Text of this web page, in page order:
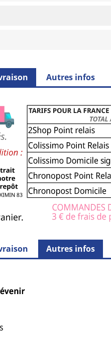
Autres infos
Autres infos